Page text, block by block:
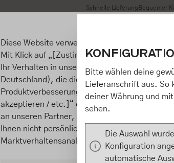
Schnelle Lieferung Bequemer
Diese Website verwendet Cookies, um eine
Mit Klick auf „[Zustimmen / Alles akzeptieren
Ihr Verhalten in unserem Shop an unseren
Deutschland), die diese Daten Ihnen nicht
Produktverbesserungen,
akzeptieren / etc.]“ erteilen Sie Ihre
an unseren Partner, die shopware AG
Ihnen nicht persönlich zuordnen kann, sie
Marktverhaltensanalysen) verarbeiten darf.
Bitte wählen deine
Lieferanschrift aus. So
deiner Währung und
sehen.
Die Auswahl
Konfiguration
automatische